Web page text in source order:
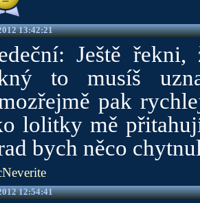
13:42:21
Ještě
to musíš
pak
lolitky mě
bych něco
12:54:41